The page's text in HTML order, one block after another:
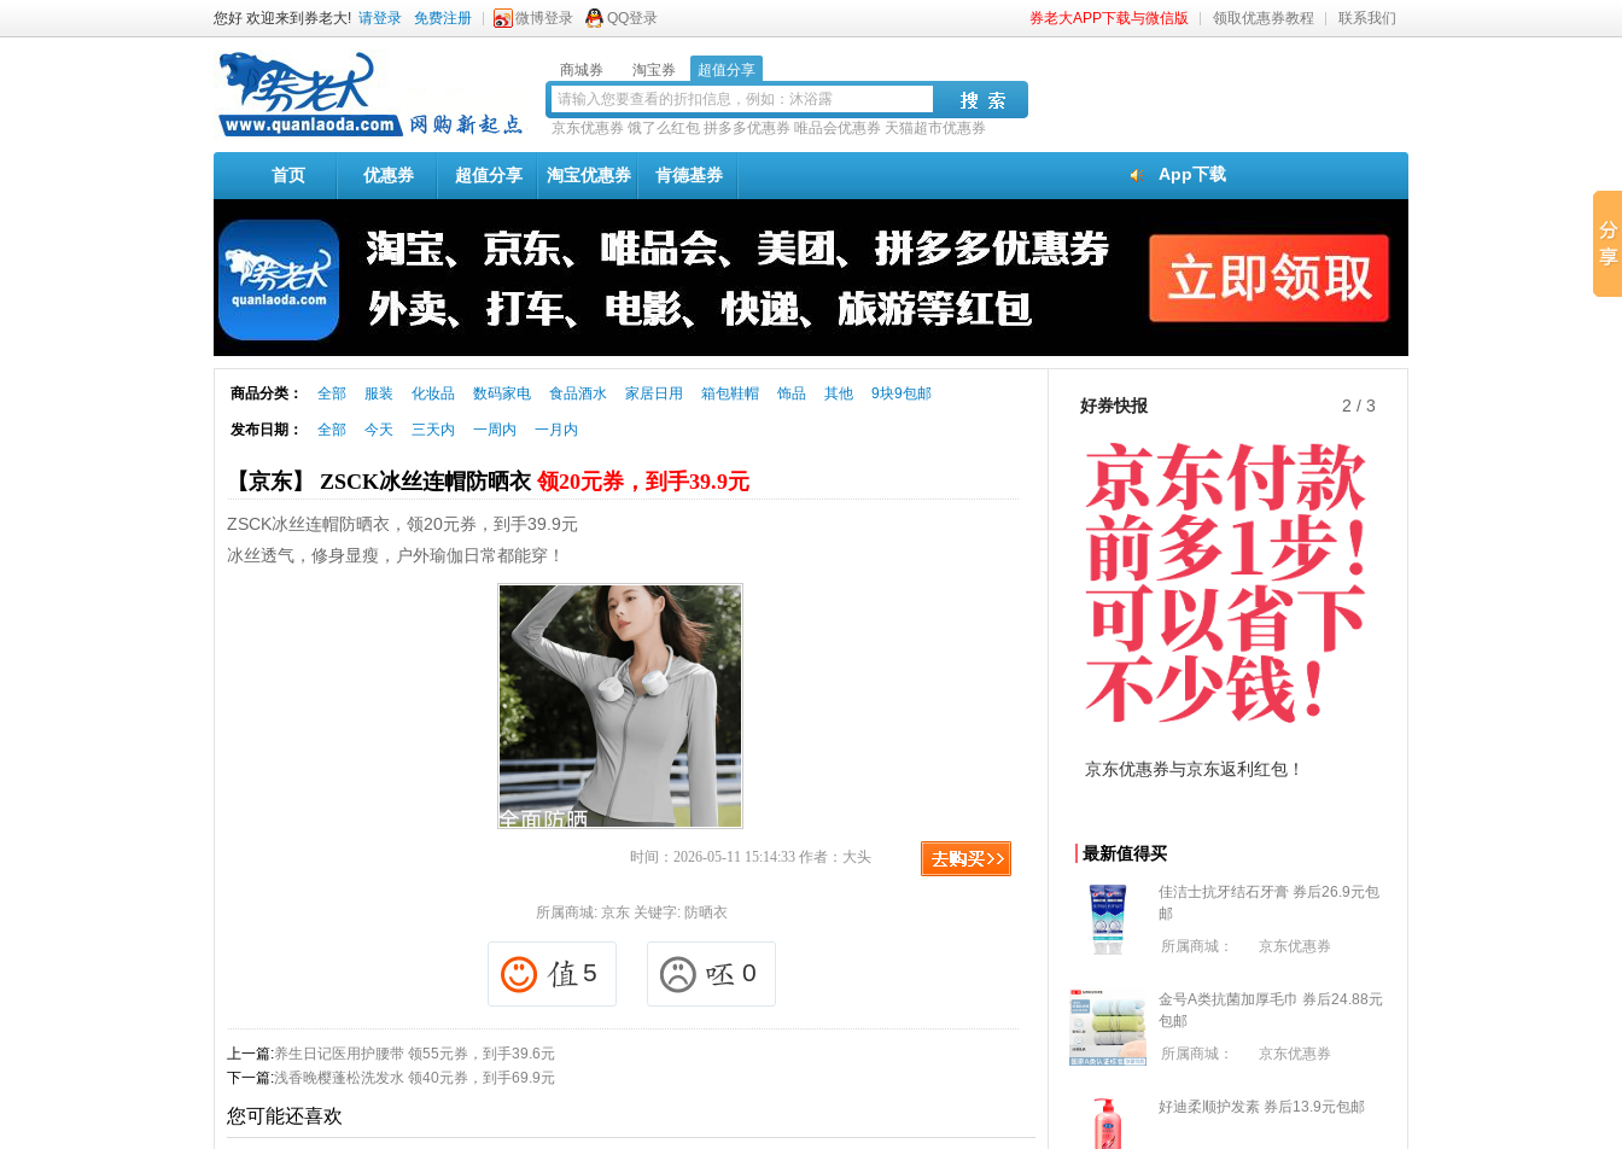
您好 欢迎来到券老大! 请登录 免费注册 微博登录 QQ登录 券老大APP下载与微信版 领取优惠券教程 联系我们
商城券 淘宝券 超值分享
京东优惠券 饿了么红包 拼多多优惠券 唯品会优惠券 天猫超市优惠券
App下载
首页 优惠券 超值分享 淘宝优惠券 肯德基券
商品分类： 全部 服装 化妆品 数码家电 食品酒水 家居日用 箱包鞋帽 饰品 其他 9块9包邮
发布日期： 全部 今天 三天内 一周内 一月内
【京东】 ZSCK冰丝连帽防晒衣领20元券，到手39.9元
ZSCK冰丝连帽防晒衣，领20元券，到手39.9元
冰丝透气，修身显瘦，户外瑜伽日常都能穿！
时间：2026-05-11 15:14:33 作者：大头
所属商城: 京东关键字: 防晒衣
5 0
上一篇:养生日记医用护腰带 领55元券，到手39.6元
下一篇:浅香晚樱蓬松洗发水 领40元券，到手69.9元
您可能还喜欢
好券快报 3 / 3
淘宝优惠券+淘宝返利 京东优惠券与京东返利红包！ 拼多多优惠券+拼多多返利
最新值得买
佳洁士抗牙结石牙膏 券后26.9元包
邮
所属商城：
京东优惠券
金号A类抗菌加厚毛巾 券后24.88元
包邮
所属商城：
京东优惠券
好迪柔顺护发素 券后13.9元包邮